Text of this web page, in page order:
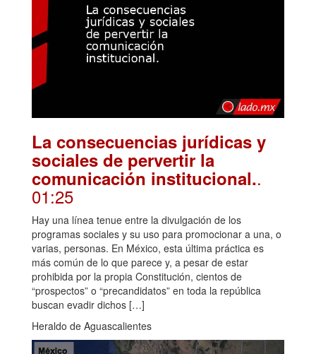
La consecuencias jurídicas y
sociales de pervertir la
comunicación institucional..
01:25
Hay una línea tenue entre la divulgación de los
programas sociales y su uso para promocionar a una, o
varias, personas. En México, esta última práctica es
más común de lo que parece y, a pesar de estar
prohibida por la propia Constitución, cientos de
“prospectos” o “precandidatos” en toda la república
buscan evadir dichos […]
Heraldo de Aguascalientes